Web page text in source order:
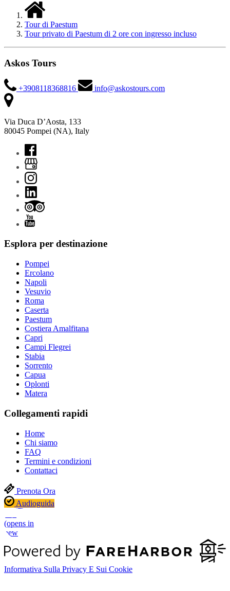
Tour di Paestum
Tour privato di Paestum di 2 ore con ingresso incluso
Askos Tours
+3908118368816 info@askostours.com
Via Duca D’Aosta, 133
80045 Pompei (NA), Italy
Esplora per destinazione
Pompei
Ercolano
Napoli
Vesuvio
Roma
Caserta
Paestum
Costiera Amalfitana
Capri
Campi Flegrei
Stabia
Sorrento
Capua
Oplonti
Matera
Collegamenti rapidi
Home
Chi siamo
FAQ
Termini e condizioni
Contattaci
Prenota Ora
Audioguida
Prenota
(opens in
new
Informativa Sulla Privacy E Sui Cookie